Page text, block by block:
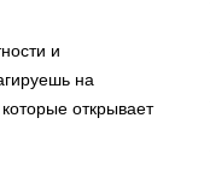
и
на
открывает